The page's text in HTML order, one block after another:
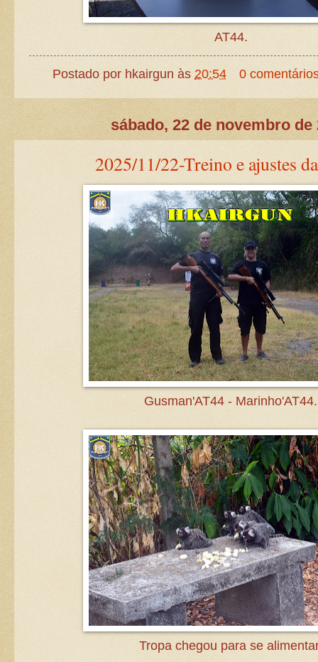
AT44.
Postado por hkairgun às20:54 0
sábado, 22 de novembro de
2025/11/22-Treino e ajustes
Gusman'AT44 - Marinho'AT44.
Tropa chegou para se